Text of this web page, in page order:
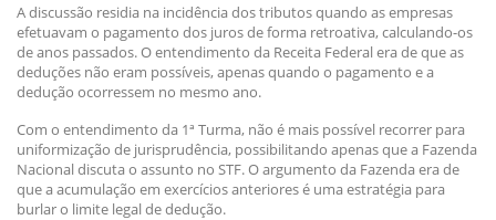
A discussão residia na incidência dos tributos quando as empresas
efetuavam o pagamento dos juros de forma retroativa, calculando-os
de anos passados. O entendimento da Receita Federal era de que as
deduções não eram possíveis, apenas quando o pagamento e a
dedução ocorressem no mesmo ano.
Com o entendimento da 1ª Turma, não é mais possível recorrer para
uniformização de jurisprudência, possibilitando apenas que a Fazenda
Nacional discuta o assunto no STF. O argumento da Fazenda era de
que a acumulação em exercícios anteriores é uma estratégia para
burlar o limite legal de dedução.